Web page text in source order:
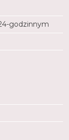
godzinnym